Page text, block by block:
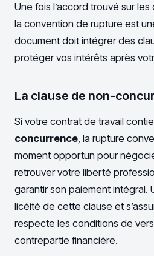
Une fois l’accord trouvé sur
la convention de rupture est
document doit intégrer des
protéger vos intérêts après
La clause de non-
Si votre contrat de travail
concurrence, la rupture
moment opportun pour
retrouver votre liberté
garantir son paiement intégral.
licéité de cette clause et
respecte les conditions de
contrepartie financière.